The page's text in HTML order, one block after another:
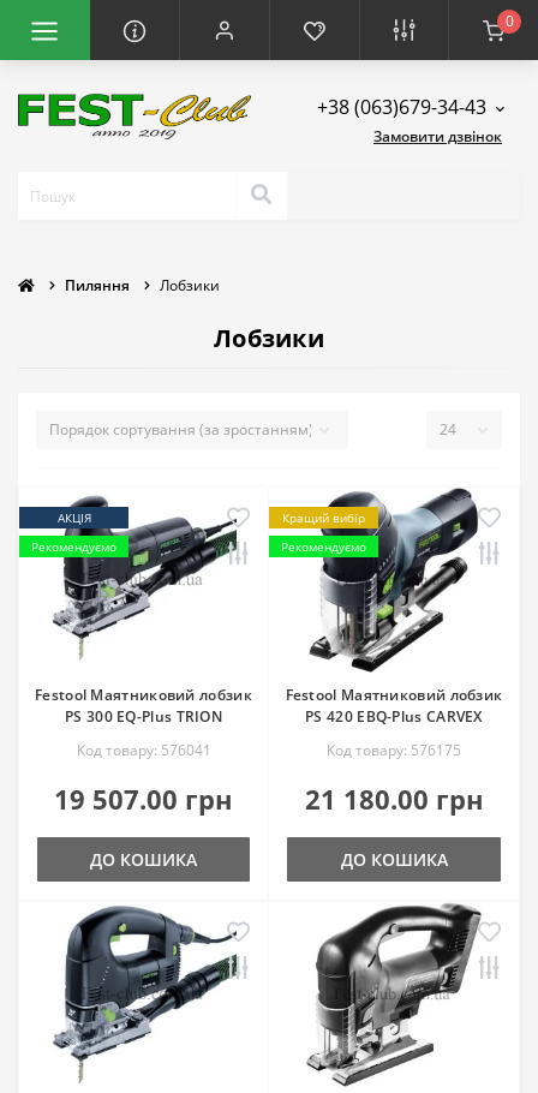
0
+38 (063)679-34-43
Замовити дзвінок
Пиляння Лобзики
Лобзики
АКЦІЯ
Рекомендуємо
Festool Маятниковий лобзик
PS 300 EQ-Plus TRION
Код товару: 576041
19 507.00 грн
ДО КОШИКА
Кращий вибір
Рекомендуємо
Festool Маятниковий лобзик
PS 420 EBQ-Plus CARVEX
Код товару: 576175
21 180.00 грн
ДО КОШИКА